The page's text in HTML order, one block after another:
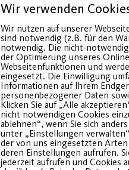
Wir verwenden
Wir nutzen auf unserer
sind notwendig (z.B. für den
notwendig. Die nicht-
der Optimierung unseres
Webseitenfunktionen und
eingesetzt. Die Einwilligung
Informationen auf Ihrem
personenbezogener Daten
Klicken Sie auf „Alle
nicht notwendigen Cookies
ablehnen“, wenn Sie sich
unter „Einstellungen
der von uns eingesetzten
deren Einstellungen aufrufen.
jederzeit aufrufen und Cookies